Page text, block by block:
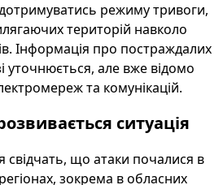
режиму тривоги,
територій навколо
Інформація про постраждалих
уточнюється, але вже відомо
та комунікацій.
ситуація
свідчать, що атаки почалися в
зокрема в обласних